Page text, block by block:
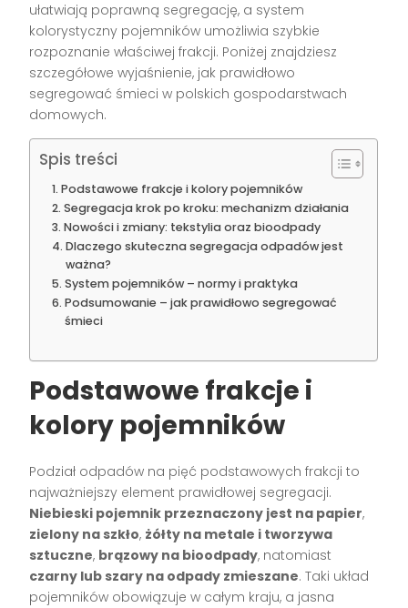
ułatwiają poprawną segregację, a system
kolorystyczny pojemników umożliwia szybkie
rozpoznanie właściwej frakcji. Poniżej znajdziesz
szczegółowe wyjaśnienie, jak prawidłowo
segregować śmieci w polskich gospodarstwach
domowych.
Spis treści
Podstawowe frakcje i kolory pojemników
Segregacja krok po kroku: mechanizm działania
Nowości i zmiany: tekstylia oraz bioodpady
Dlaczego skuteczna segregacja odpadów jest
ważna?
System pojemników – normy i praktyka
Podsumowanie – jak prawidłowo segregować
śmieci
Podstawowe frakcje i
kolory pojemników
Podział odpadów na pięć podstawowych frakcji to
najważniejszy element prawidłowej segregacji.
Niebieski pojemnik przeznaczony jest na papier,
zielony na szkło, żółty na metale i tworzywa
sztuczne, brązowy na bioodpady, natomiast
czarny lub szary na odpady zmieszane. Taki układ
pojemników obowiązuje w całym kraju, a jasna